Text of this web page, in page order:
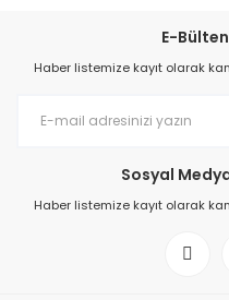
E-
Haber listemize kayıt olarak
Sosyal
Haber listemize kayıt olarak